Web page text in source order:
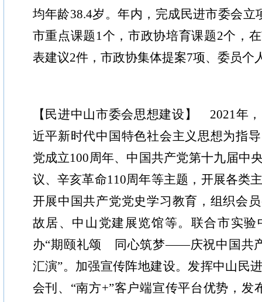
均年龄38.4岁。年内，完成民进市委会立
市重点课题1个，市政协培育课题2个，
表建议2件，市政协集体提案7项、委员个
【民进中山市委会思想建设】 2021年
近平新时代中国特色社会主义思想为指
党成立100周年、中国共产党第十九届中
议、辛亥革命110周年等主题，开展各类
开展中国共产党党史学习教育，组织会
故居、中山党建展览馆等。联合市实验
办“期颐礼颂 同心筑梦——庆祝中国共
汇演”。加强宣传阵地建设。发挥中山民
会刊、“南方+”客户端宣传平台优势，发